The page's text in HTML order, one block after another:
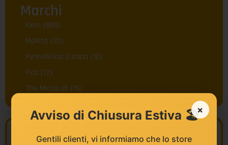
Marchi
Klein (889)
Makita (25)
Pennellificio Europa (10)
Pica (17)
The MicroLab (15)
×
Avviso di Chiusura Estiva 🏖️
Gentili clienti, vi informiamo che lo store